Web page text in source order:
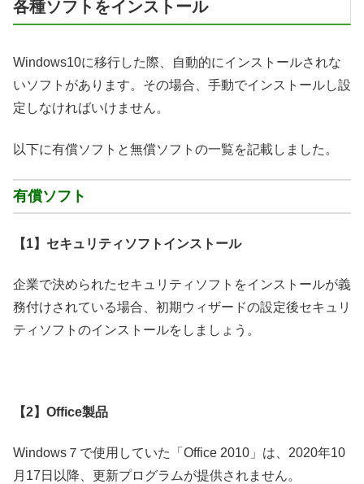
各種ソフトをインストール
Windows10に移行した際、自動的にインストールされな
いソフトがあります。その場合、手動でインストールし設
定しなければいけません。
以下に有償ソフトと無償ソフトの一覧を記載しました。
有償ソフト
【1】セキュリティソフトインストール
企業で決められたセキュリティソフトをインストールが義
務付けされている場合、初期ウィザードの設定後セキュリ
ティソフトのインストールをしましょう。
【2】Office製品
Windows７で使用していた「Office 2010」は、2020年10
月17日以降、更新プログラムが提供されません。